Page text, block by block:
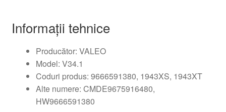
Informații tehnice
Producător: VALEO
Model: V34.1
Coduri produs: 9666591380, 1943XS, 1943XT
Alte numere: CMDE9675916480,
HW9666591380